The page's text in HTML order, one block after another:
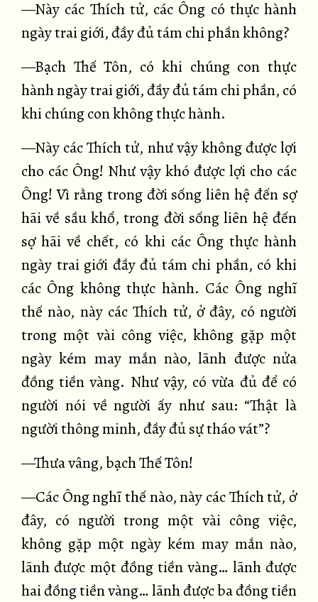
—Này các Thích tử, các Ông có thực hành
ngày trai giới, đầy đủ tám chi phần không?
—Bạch Thế Tôn, có khi chúng con thực
hành ngày trai giới, đầy đủ tám chi phần, có
khi chúng con không thực hành.
—Này các Thích tử, như vậy không được lợi
cho các Ông! Như vậy khó được lợi cho các
Ông! Vì rằng trong đời sống liên hệ đến sợ
hãi về sầu khổ, trong đời sống liên hệ đến
sợ hãi về chết, có khi các Ông thực hành
ngày trai giới đầy đủ tám chi phần, có khi
các Ông không thực hành. Các Ông nghĩ
thế nào, này các Thích tử, ở đây, có người
trong một vài công việc, không gặp một
ngày kém may mắn nào, lãnh được nửa
đồng tiền vàng. Như vậy, có vừa đủ để có
người nói về người ấy như sau: “Thật là
người thông minh, đầy đủ sự tháo vát”?
—Thưa vâng, bạch Thế Tôn!
—Các Ông nghĩ thế nào, này các Thích tử, ở
đây, có người trong một vài công việc,
không gặp một ngày kém may mắn nào,
lãnh được một đồng tiền vàng… lãnh được
hai đồng tiền vàng… lãnh được ba đồng tiền